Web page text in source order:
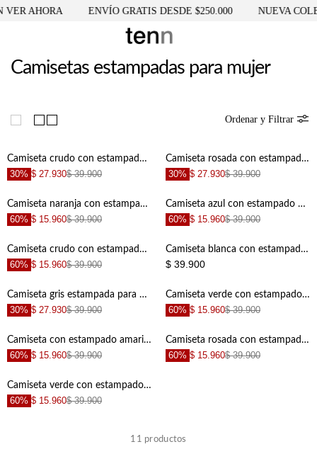
AHORA ENVÍO GRATIS DESDE $250.000 NUEVA
Camisetas estampadas para mujer
Ordenar y Filtrar
+
Camiseta crudo con estampado para mujer
30% $ 27.930$ 39.900
+
Camiseta rosada con estampado para mujer
30% $ 27.930$ 39.900
+
Camiseta naranja con estampado para mujer
60% $ 15.960$ 39.900
Camiseta azul con estampado de letras para mujer
60% $ 15.960$ 39.900
Camiseta crudo con estampado en frente para mujer
60% $ 15.960$ 39.900
Camiseta blanca con estampado de vino para mujer
$ 39.900
Camiseta gris estampada para mujer
30% $ 27.930$ 39.900
Camiseta verde con estampado de letras para mujer
60% $ 15.960$ 39.900
Camiseta con estampado amarilla para mujer
60% $ 15.960$ 39.900
Camiseta rosada con estampado para mujer
60% $ 15.960$ 39.900
Camiseta verde con estampado de letras para mujer
60% $ 15.960$ 39.900
11 productos